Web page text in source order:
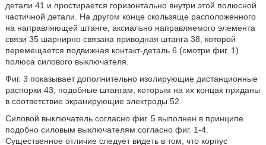
детали 41 и простирается горизонтально внутри этой полюсной
частичной детали. На другом конце скользяще расположенного
на направляющей штанге, аксиально направляемого элемента
связи 35 шарнирно связана приводная штанга 38, которой
перемещается подвижная контакт-деталь 6 (смотри фиг. 1)
полюса силового выключателя.
Фиг. 3 показывает дополнительно изолирующие дистанционные
распорки 43, подобные штангам, которым на их концах приданы
в соответствие экранирующие электроды 52.
Силовой выключатель согласно фиг. 5 выполнен в принципе
подобно силовым выключателям согласно фиг. 1-4.
Существенное отличие следует видеть в том, что корпус